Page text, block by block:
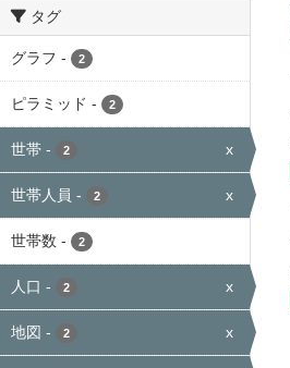
タグ
グラフ - 2
ピラミッド - 2
世帯 - 2 x
世帯人員 - 2 x
世帯数 - 2
人口 - 2 x
地図 - 2 x